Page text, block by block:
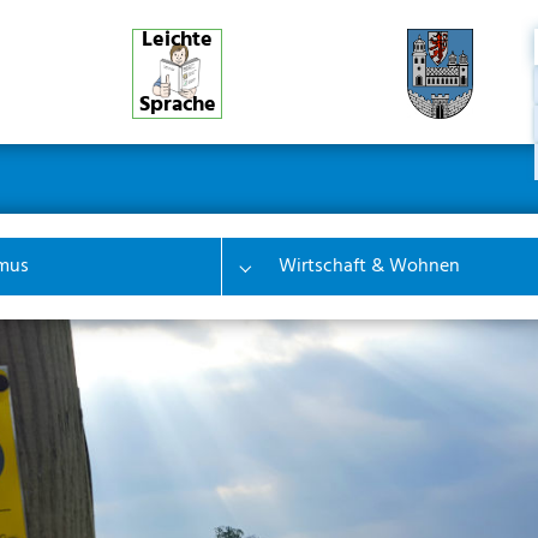
Leichte
Sprache
"Bürgerinfo & Service" Submenu for "Tourismus"
Wirtschaft & Wohnen